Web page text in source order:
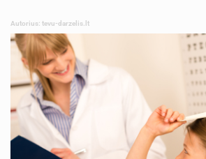
Autorius: tevu-darzelis.lt